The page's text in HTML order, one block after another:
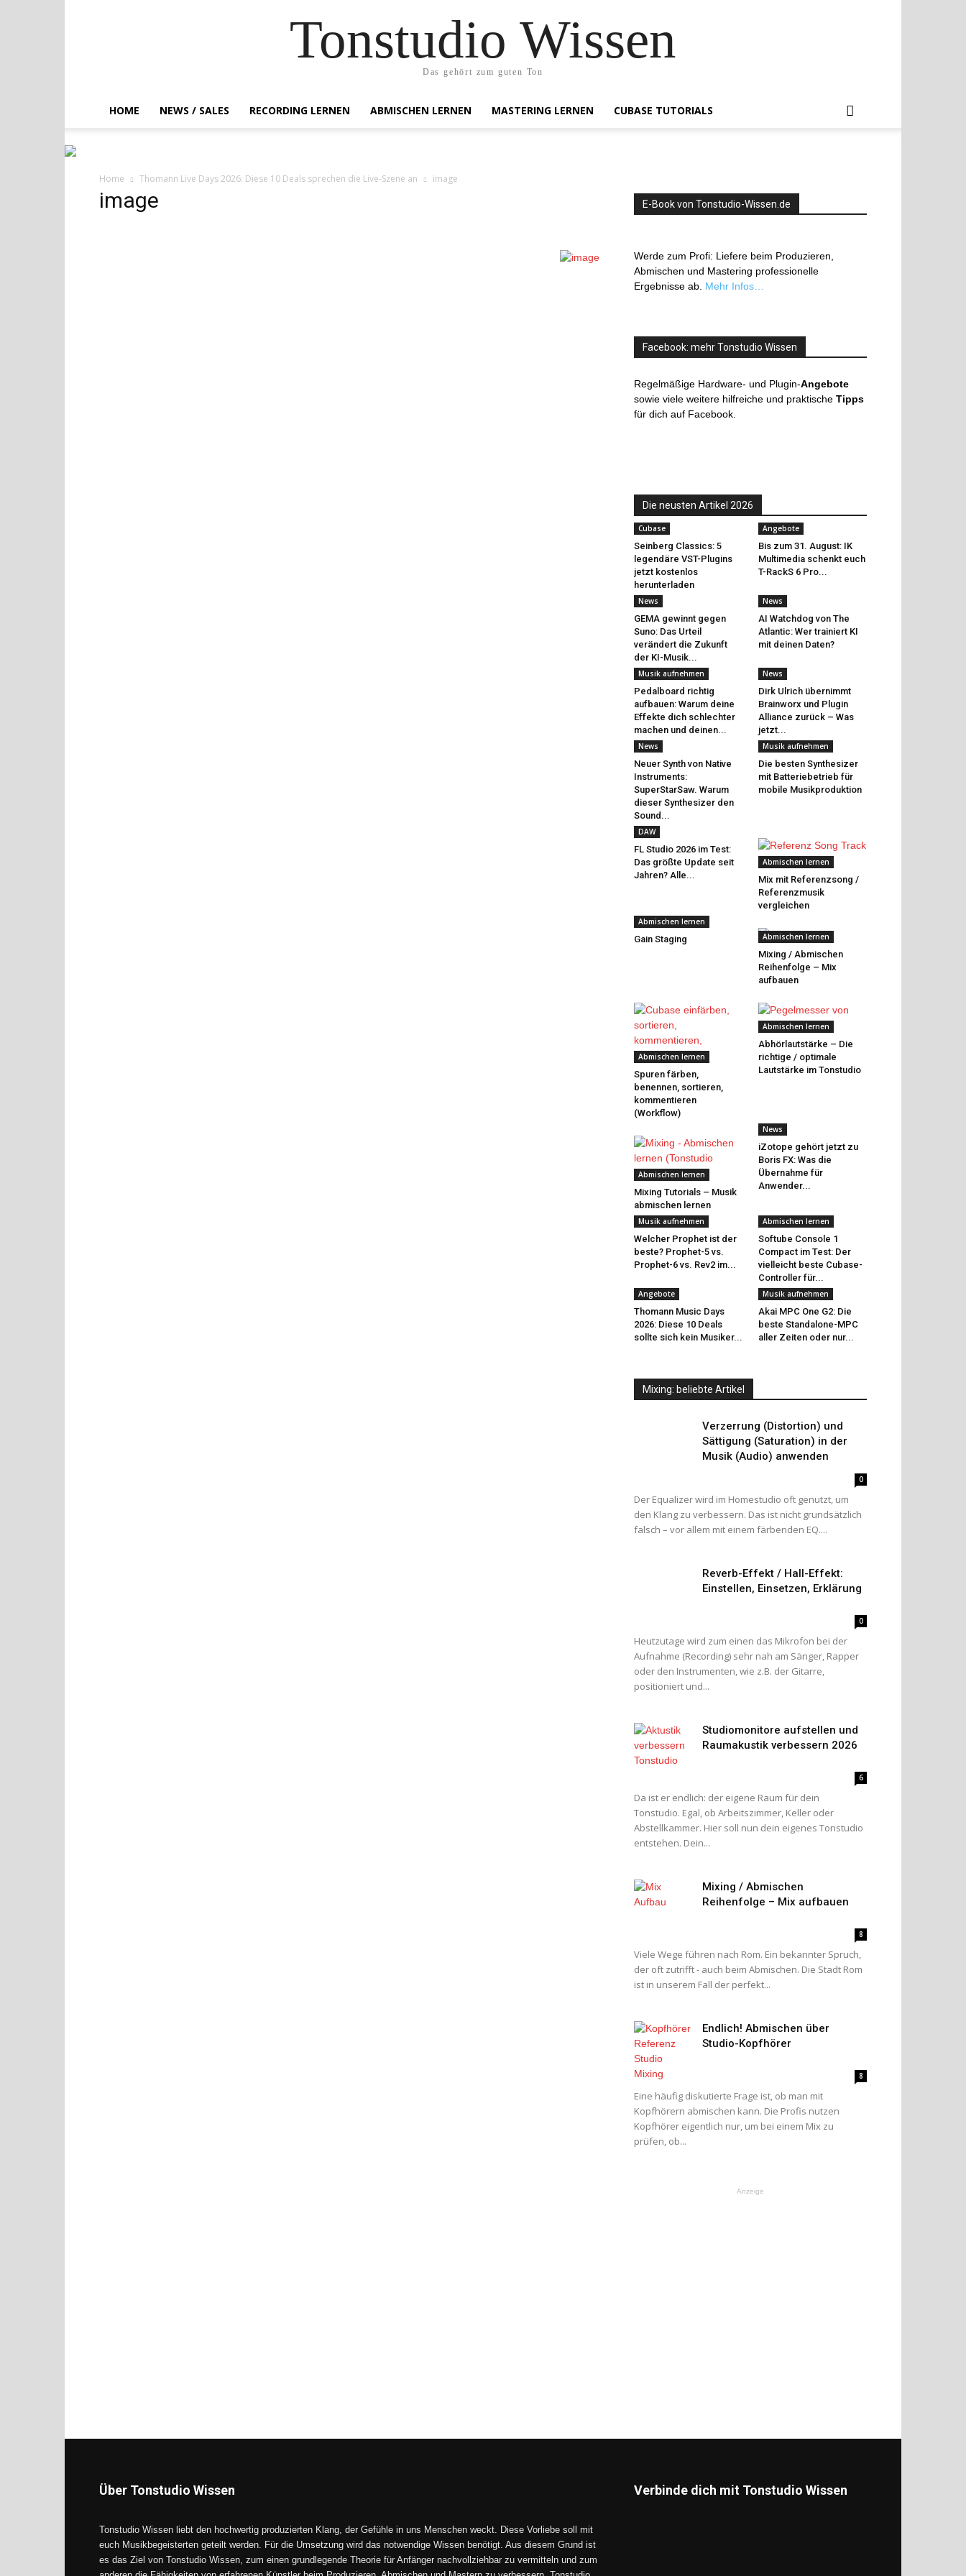
Tonstudio Wissen
Das gehört zum guten Ton
HOME NEWS / SALES RECORDING LERNEN ABMISCHEN LERNEN MASTERING LERNEN CUBASE TUTORIALS
Home Thomann Live Days 2026: Diese 10 Deals sprechen die Live-Szene an image
image E-Book von Tonstudio-Wissen.de
Werde zum Profi: Liefere beim Produzieren,
Abmischen und Mastering professionelle
Ergebnisse ab. Mehr Infos…
Facebook: mehr Tonstudio Wissen
Regelmäßige Hardware- und Plugin-Angebote
sowie viele weitere hilfreiche und praktische Tipps
für dich auf Facebook.
Die neusten Artikel 2026
Cubase
Seinberg Classics: 5
legendäre VST-Plugins
jetzt kostenlos
herunterladen
Angebote
Bis zum 31. August: IK
Multimedia schenkt euch
T-RackS 6 Pro...
News
GEMA gewinnt gegen
Suno: Das Urteil
verändert die Zukunft
der KI-Musik...
News
AI Watchdog von The
Atlantic: Wer trainiert KI
mit deinen Daten?
Musik aufnehmen
Pedalboard richtig
aufbauen: Warum deine
Effekte dich schlechter
machen und deinen...
News
Dirk Ulrich übernimmt
Brainworx und Plugin
Alliance zurück – Was
jetzt...
News
Neuer Synth von Native
Instruments:
SuperStarSaw. Warum
dieser Synthesizer den
Sound...
Musik aufnehmen
Die besten Synthesizer
mit Batteriebetrieb für
mobile Musikproduktion
DAW
FL Studio 2026 im Test:
Das größte Update seit
Jahren? Alle...
Abmischen lernen
Mix mit Referenzsong /
Referenzmusik
vergleichen
Abmischen lernen
Gain Staging Abmischen lernen
Mixing / Abmischen
Reihenfolge – Mix
aufbauen
Abmischen lernen
Spuren färben,
benennen, sortieren,
kommentieren
(Workflow)
Abmischen lernen
Abhörlautstärke – Die
richtige / optimale
Lautstärke im Tonstudio
Abmischen lernen
Mixing Tutorials – Musik
abmischen lernen
News
iZotope gehört jetzt zu
Boris FX: Was die
Übernahme für
Anwender...
Musik aufnehmen
Welcher Prophet ist der
beste? Prophet-5 vs.
Prophet-6 vs. Rev2 im...
Abmischen lernen
Softube Console 1
Compact im Test: Der
vielleicht beste Cubase-
Controller für...
Angebote
Thomann Music Days
2026: Diese 10 Deals
sollte sich kein Musiker...
Musik aufnehmen
Akai MPC One G2: Die
beste Standalone-MPC
aller Zeiten oder nur...
Mixing: beliebte Artikel
Verzerrung (Distortion) und
Sättigung (Saturation) in der
Musik (Audio) anwenden
0
Der Equalizer wird im Homestudio oft genutzt, um
den Klang zu verbessern. Das ist nicht grundsätzlich
falsch – vor allem mit einem färbenden EQ....
Reverb-Effekt / Hall-Effekt:
Einstellen, Einsetzen, Erklärung
0
Heutzutage wird zum einen das Mikrofon bei der
Aufnahme (Recording) sehr nah am Sänger, Rapper
oder den Instrumenten, wie z.B. der Gitarre,
positioniert und...
Studiomonitore aufstellen und
Raumakustik verbessern 2026
6
Da ist er endlich: der eigene Raum für dein
Tonstudio. Egal, ob Arbeitszimmer, Keller oder
Abstellkammer. Hier soll nun dein eigenes Tonstudio
entstehen. Dein...
Mixing / Abmischen
Reihenfolge – Mix aufbauen
8
Viele Wege führen nach Rom. Ein bekannter Spruch,
der oft zutrifft - auch beim Abmischen. Die Stadt Rom
ist in unserem Fall der perfekt...
Endlich! Abmischen über
Studio-Kopfhörer
8
Eine häufig diskutierte Frage ist, ob man mit
Kopfhörern abmischen kann. Die Profis nutzen
Kopfhörer eigentlich nur, um bei einem Mix zu
prüfen, ob...
Anzeige
Über Tonstudio Wissen
Tonstudio Wissen liebt den hochwertig produzierten Klang, der Gefühle in uns Menschen weckt. Diese Vorliebe soll mit
euch Musikbegeisterten geteilt werden. Für die Umsetzung wird das notwendige Wissen benötigt. Aus diesem Grund ist
es das Ziel von Tonstudio Wissen, zum einen grundlegende Theorie für Anfänger nachvollziehbar zu vermitteln und zum
Verbinde dich mit Tonstudio Wissen